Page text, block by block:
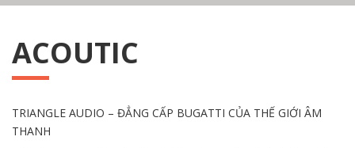
ACOUTIC
TRIANGLE AUDIO – ĐẲNG CẤP BUGATTI CỦA THẾ GIỚI ÂM
THANH